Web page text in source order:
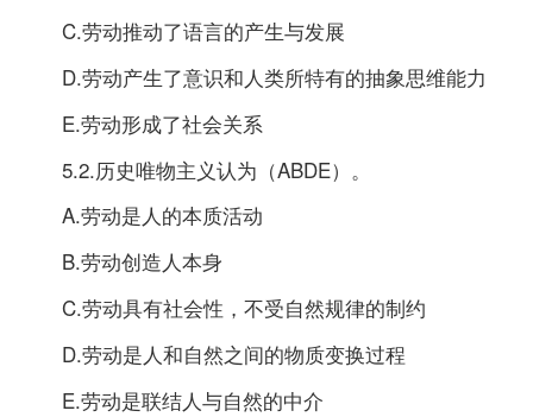
C.劳动推动了语言的产生与发展
D.劳动产生了意识和人类所特有的抽象思维能力
E.劳动形成了社会关系
5.2.历史唯物主义认为（ABDE）。
A.劳动是人的本质活动
B.劳动创造人本身
C.劳动具有社会性，不受自然规律的制约
D.劳动是人和自然之间的物质变换过程
E.劳动是联结人与自然的中介